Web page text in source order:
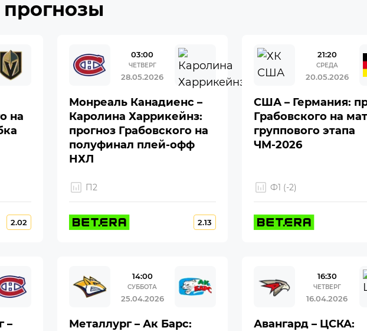
на
2.02
03:00
ЧЕТВЕРГ
28.05.2026
Монреаль Канадиенс –
Каролина Харрикейнз:
прогноз Грабовского на
полуфинал плей-офф
НХЛ
П2
2.13
21:20
СРЕДА
20.05.2026
США – Германия:
Грабовского на
группового этапа
ЧМ-2026
Ф1 (-2)
–
14:00
СУББОТА
25.04.2026
Металлург – Ак Барс:
16:30
ЧЕТВЕРГ
16.04.2026
Авангард – ЦСКА: